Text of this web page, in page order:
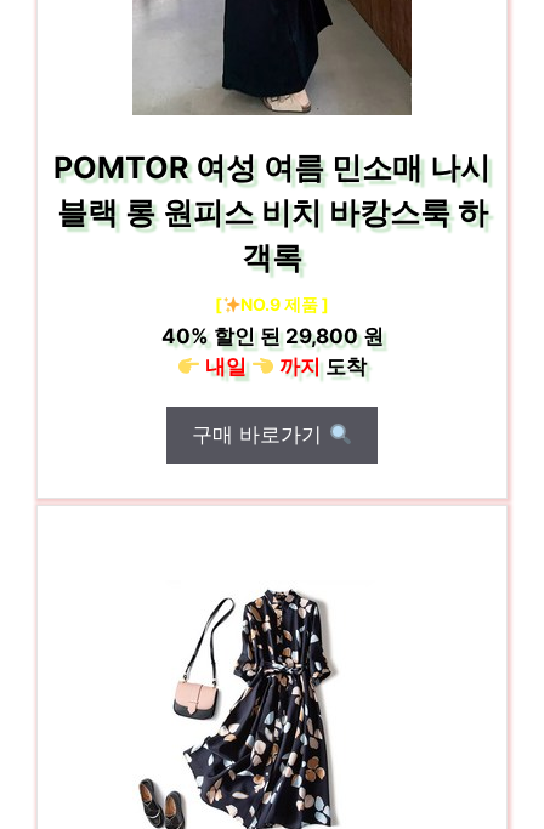
POMTOR 여성 여름 민소매 나시
블랙 롱 원피스 비치 바캉스룩 하
객록
[ NO.9 제품 ]
40%할인 된29,800 원
내일
까지도착
구매 바로가기